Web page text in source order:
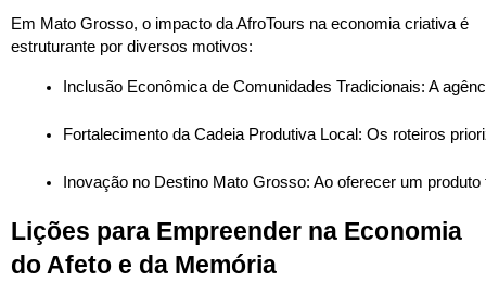
Em Mato Grosso, o impacto da AfroTours na economia criativa é
estruturante por diversos motivos:
Inclusão Econômica de Comunidades Tradicionais: A
Fortalecimento da Cadeia Produtiva Local: Os roteiros
Inovação no Destino Mato Grosso: Ao oferecer um
Lições para Empreender na Economia
do Afeto e da Memória